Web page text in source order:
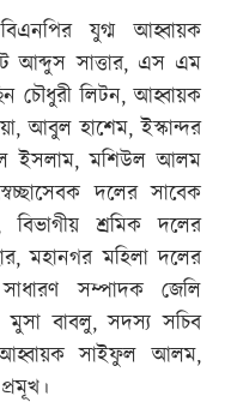
যুগ্ম আহ্বায়ক
সাত্তার, এস এম
চৌধুরী লিটন, আহ্বায়ক
আবুল হাশেম, ইস্কান্দর
ইসলাম, মশিউল আলম
দলের সাবেক
শ্রমিক দলের
মহানগর মহিলা দলের
সম্পাদক জেলি
বাবলু, সদস্য সচিব
আহ্বায়ক সাইফুল আলম,